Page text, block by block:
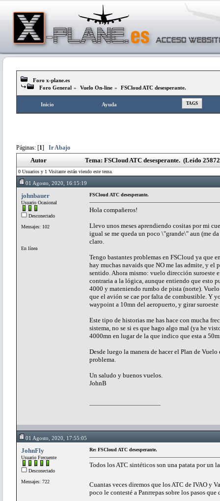
Foro x-plane.es
Foro General » Vuelo On-line » FSCloud ATC desesperante.
Inicio Ayuda TAGS
Páginas: [1] Ir Abajo
Autor Tema: FSCloud ATC desesperante. (Leído
0 Usuarios y 1 Visitante están viendo este tema.
01 Agosto, 2020, 16:15:19
johnbauer
Usuario Ocasional
Desconectado
Mensajes: 102
En línea
FSCloud ATC desesperante.
Hola compañeros!
Llevo unos meses aprendiendo cositas por mi
igual se me queda un poco \"grande\" aun (me
claro.
Tengo bastantes problemas en FSCloud ya que
hay muchas navaids que NO me las admite, y el
sentido. Ahora mismo: vuelo dirección suroeste
contraria a la lógica, aunque entiendo que esto
4000 y mateniendo rumbo de pista (norte).
que el avión se cae por falta de combustible. Y
waypoint a 10mn del aeropuerto, y girar
Este tipo de historias me has hace con mucha
sistema, no se si es que hago algo mal (ya he
4000mn en lugar de la que indico que esta a
Desde luego la manera de hacer el Plan de
problema.
Un saludo y buenos vuelos.
JohnB
01 Agosto, 2020, 17:55:05
JohnFly
Usuario Frecuente
Desconectado
Mensajes: 722
Re: FSCloud ATC desesperante.
Todos los ATC sintéticos son una patata por un
Cuantas veces diremos que los ATC de IVAO y
poco le contesté a Panrrepas sobre los pasos